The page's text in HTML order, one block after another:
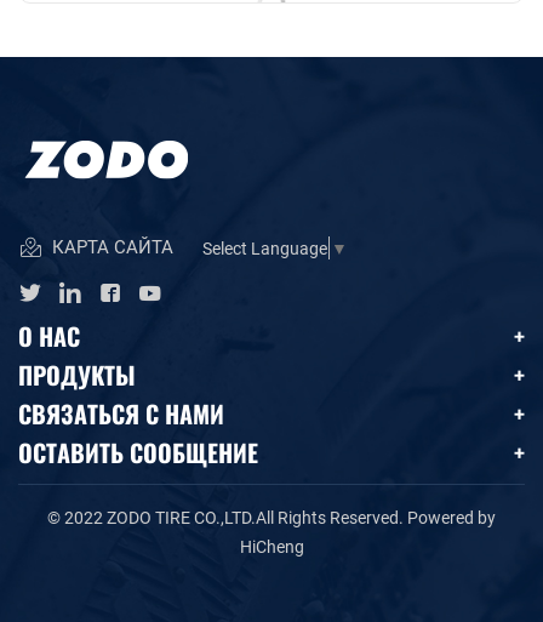
КАРТА САЙТА Select Language ▼
О НАС
ПРОДУКТЫ
СВЯЗАТЬСЯ С НАМИ
ОСТАВИТЬ СООБЩЕНИЕ
© 2022 ZODO TIRE CO.,LTD.All Rights Reserved. Powered by
HiCheng